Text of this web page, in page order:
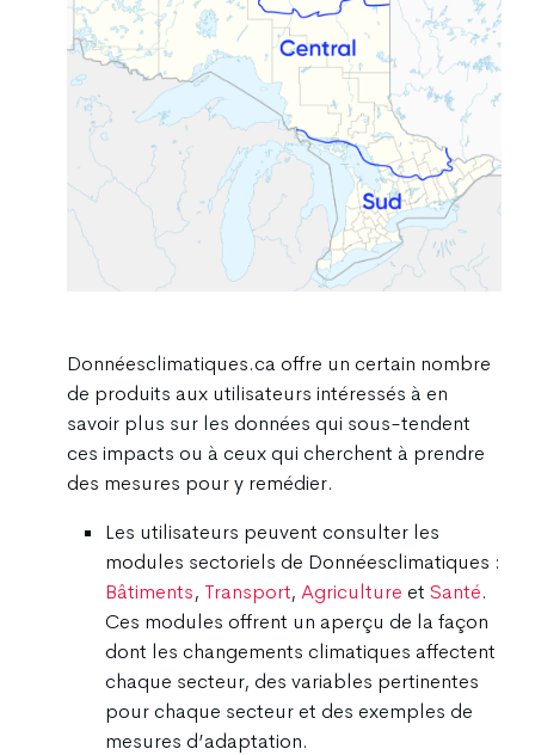
Donnéesclimatiques.ca offre un certain nombre
de produits aux utilisateurs intéressés à en
savoir plus sur les données qui sous-tendent
ces impacts ou à ceux qui cherchent à prendre
des mesures pour y remédier.
Les utilisateurs peuvent consulter les
modules sectoriels de Donnéesclimatiques :
Bâtiments, Transport, Agriculture et Santé.
Ces modules offrent un aperçu de la façon
dont les changements climatiques affectent
chaque secteur, des variables pertinentes
pour chaque secteur et des exemples de
mesures d’adaptation.